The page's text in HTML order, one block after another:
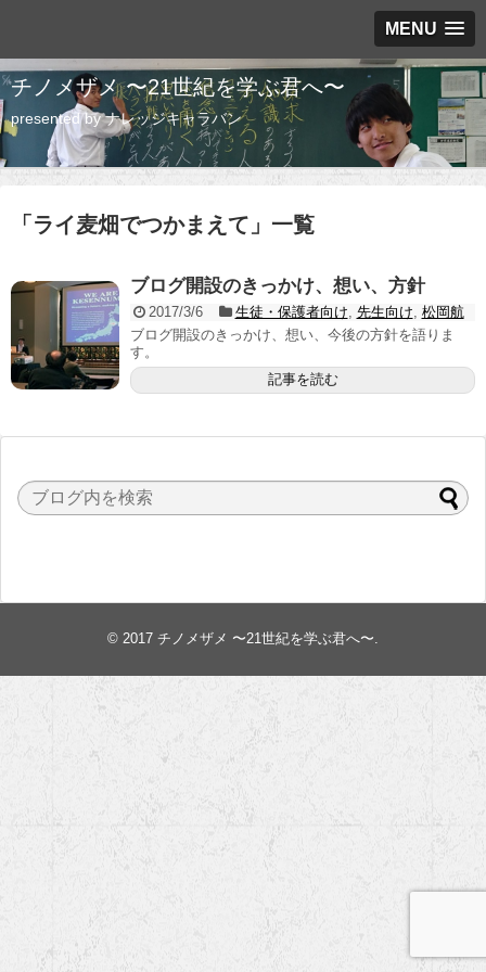
MENU
チノメザメ 〜21世紀を学ぶ君へ〜
presented by ナレッジキャラバン
「 ライ麦畑でつかまえて 」 一覧
ブログ開設のきっかけ、想い、方針
2017/3/6 生徒・保護者向け 先生向け 松岡航
ブログ開設のきっかけ、想い、今後の方針を語りま
す。
記事を読む
© 2017 チノメザメ 〜21世紀を学ぶ君へ〜